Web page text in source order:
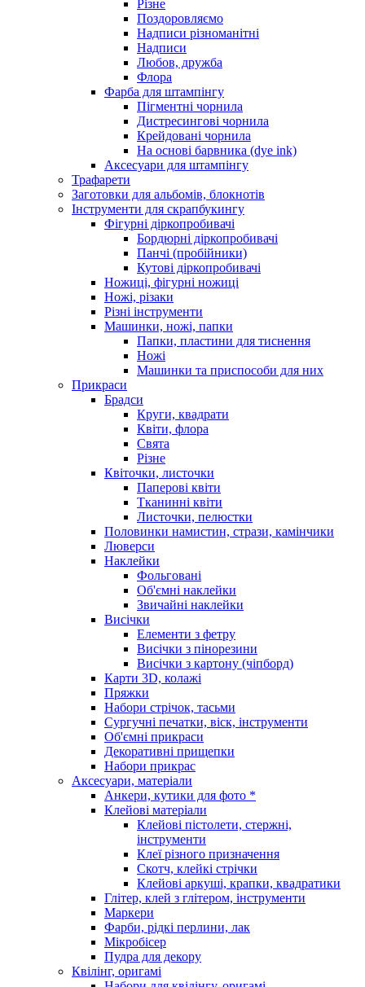
Різне
Поздоровляємо
Надписи різноманітні
Надписи
Любов, дружба
Флора
Фарба для штампінгу
Пігментні чорнила
Дистресингові чорнила
Крейдовані чорнила
На основі барвника (dye ink)
Аксесуари для штампінгу
Трафарети
Заготовки для альбомів, блокнотів
Інструменти для скрапбукингу
Фігурні діркопробивачі
Бордюрні діркопробивачі
Панчі (пробійники)
Кутові діркопробивачі
Ножиці, фігурні ножиці
Ножі, різаки
Різні інструменти
Машинки, ножі, папки
Папки, пластини для тиснення
Ножі
Машинки та приспособи для них
Прикраси
Брадси
Круги, квадрати
Квіти, флора
Свята
Різне
Квіточки, листочки
Паперові квіти
Тканинні квіти
Листочки, пелюстки
Половинки намистин, стрази, камінчики
Люверси
Наклейки
Фольговані
Об'ємні наклейки
Звичайні наклейки
Висічки
Елементи з фетру
Висічки з пінорезини
Висічки з картону (чіпборд)
Карти 3D, колажі
Пряжки
Набори стрічок, тасьми
Сургучні печатки, віск, інструменти
Об'ємні прикраси
Декоративні прищепки
Набори прикрас
Аксесуари, матеріали
Анкери, кутики для фото *
Клейові матеріали
Клейові пістолети, стержні,
інструменти
Клеї різного призначення
Скотч, клейкі стрічки
Клейові аркуші, крапки, квадратики
Глітер, клей з глітером, інструменти
Маркери
Фарби, рідкі перлини, лак
Мікробісер
Пудра для декору
Квілінг, оригамі